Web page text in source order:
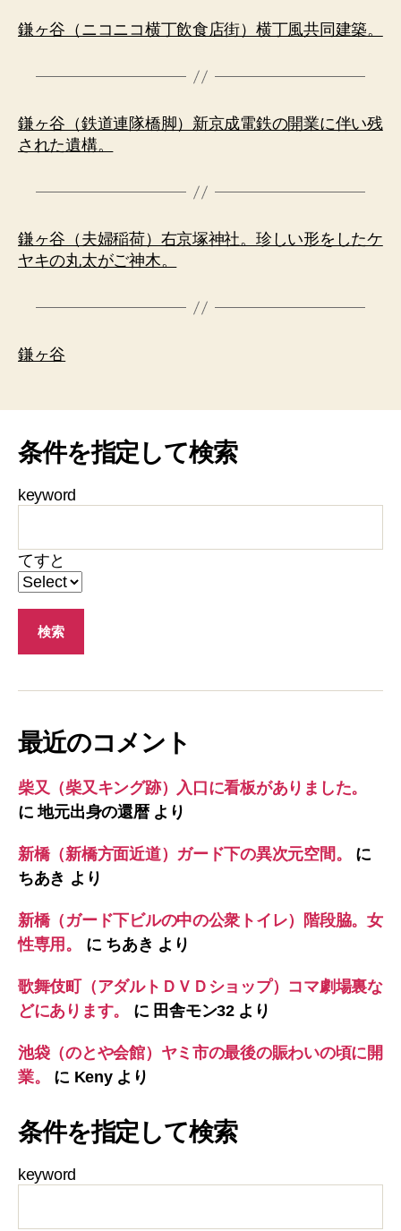
鎌ヶ谷（ニコニコ横丁飲食店街）横丁風共同建築。
鎌ヶ谷（鉄道連隊橋脚）新京成電鉄の開業に伴い残
された遺構。
鎌ヶ谷（夫婦稲荷）右京塚神社。珍しい形をしたケ
ヤキの丸太がご神木。
鎌ヶ谷
条件を指定して検索
keyword
てすと
最近のコメント
柴又（柴又キング跡）入口に看板がありました。
に地元出身の還暦より
新橋（新橋方面近道）ガード下の異次元空間。
に
ちあき より
新橋（ガード下ビルの中の公衆トイレ）階段脇。女
性専用。
に ちあき より
歌舞伎町（アダルトＤＶＤショップ）コマ劇場裏な
どにあります。
に 田舎モン32より
池袋（のとや会館）ヤミ市の最後の賑わいの頃に開
業。
に Kenyより
条件を指定して検索
keyword